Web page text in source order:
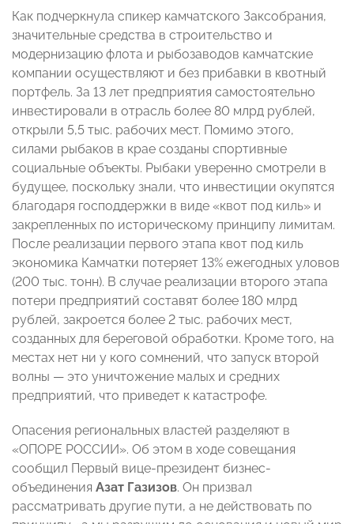
Как подчеркнула спикер камчатского Заксобрания,
значительные средства в строительство и
модернизацию флота и рыбозаводов камчатские
компании осуществляют и без прибавки в квотный
портфель. За 13 лет предприятия самостоятельно
инвестировали в отрасль более 80 млрд рублей,
открыли 5,5 тыс. рабочих мест. Помимо этого,
силами рыбаков в крае созданы спортивные
социальные объекты. Рыбаки уверенно смотрели в
будущее, поскольку знали, что инвестиции окупятся
благодаря господдержки в виде «квот под киль» и
закрепленных по историческому принципу лимитам.
После реализации первого этапа квот под киль
экономика Камчатки потеряет 13% ежегодных уловов
(200 тыс. тонн). В случае реализации второго этапа
потери предприятий составят более 180 млрд
рублей, закроется более 2 тыс. рабочих мест,
созданных для береговой обработки. Кроме того, на
местах нет ни у кого сомнений, что запуск второй
волны — это уничтожение малых и средних
предприятий, что приведет к катастрофе.
Опасения региональных властей разделяют в
«ОПОРЕ РОССИИ». Об этом в ходе совещания
сообщил Первый вице-президент бизнес-
объединения Азат Газизов. Он призвал
рассматривать другие пути, а не действовать по